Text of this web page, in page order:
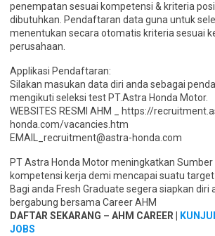
penempatan sesuai kompetensi & kriteria
dibutuhkan. Pendaftaran data guna untuk
menentukan secara otomatis kriteria sesuai
perusahaan.
Applikasi Pendaftaran:
Silakan masukan data diri anda sebagai
mengikuti seleksi test PT.Astra Honda Motor.
WEBSITES RESMI AHM _ https://
honda.com/vacancies.htm
EMAIL_recruitment@astra-honda.com
PT Astra Honda Motor meningkatkan
kompetensi kerja demi mencapai suatu target
Bagi anda Fresh Graduate segera siapkan diri
bergabung bersama Career AHM
DAFTAR SEKARANG – AHM CAREER |
JOBS